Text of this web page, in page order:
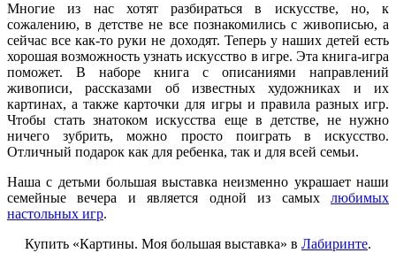
Многие из нас хотят разбираться в искусстве, но, к
сожалению, в детстве не все познакомились с живописью, а
сейчас все как-то руки не доходят. Теперь у наших детей есть
хорошая возможность узнать искусство в игре. Эта книга-игра
поможет. В наборе книга с описаниями направлений
живописи, рассказами об известных художниках и их
картинах, а также карточки для игры и правила разных игр.
Чтобы стать знатоком искусства еще в детстве, не нужно
ничего зубрить, можно просто поиграть в искусство.
Отличный подарок как для ребенка, так и для всей семьи.
Наша с детьми большая выставка неизменно украшает наши
семейные вечера и является одной из самых любимых
настольных игр.
Купить «Картины. Моя большая выставка» в Лабиринте.